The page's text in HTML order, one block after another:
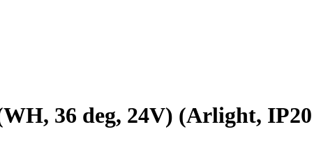
36 deg, 24V) (Arlight, IP20